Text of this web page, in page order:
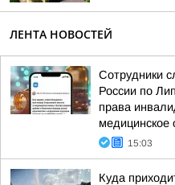
ЛЕНТА НОВОСТЕЙ
Сотрудники
России по
права
медицинское
15:03
Куда